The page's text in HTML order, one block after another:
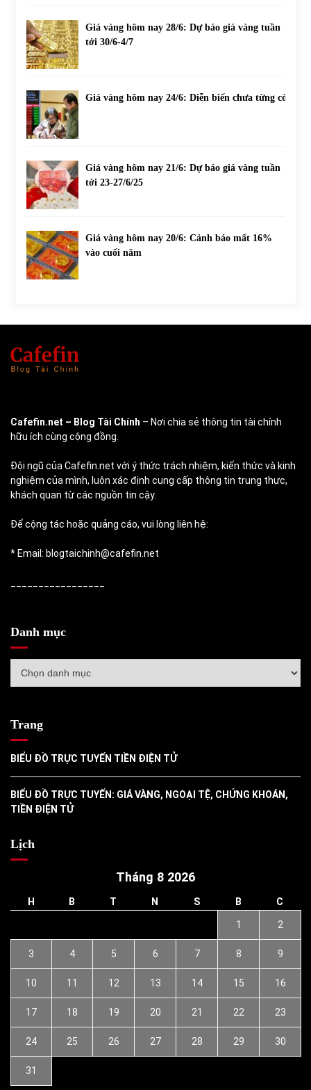
Giá vàng hôm nay 28/6: Dự báo giá vàng tuần
tới 30/6-4/7
Giá vàng hôm nay 24/6: Diễn biến chưa từng có
Giá vàng hôm nay 21/6: Dự báo giá vàng tuần
tới 23-27/6/25
Giá vàng hôm nay 20/6: Cảnh báo mất 16%
vào cuối năm
Cafefin.net – Blog Tài Chính – Nơi chia sẻ thông tin tài chính
hữu ích cùng cộng đồng.
Đội ngũ của Cafefin.net với ý thức trách nhiệm, kiến thức và kinh
nghiệm của mình, luôn xác định cung cấp thông tin trung thực,
khách quan từ các nguồn tin cậy.
Để cộng tác hoặc quảng cáo, vui lòng liên hệ:
* Email: blogtaichinh@cafefin.net
Danh mục
mục
Trang
BIỂU ĐỒ TRỰC TUYẾN TIỀN ĐIỆN TỬ
BIỂU ĐỒ TRỰC TUYẾN: GIÁ VÀNG, NGOẠI TỆ, CHỨNG KHOÁN,
TIỀN ĐIỆN TỬ
Lịch
Tháng 8 2026
H B T N S B C
1 2
3 4 5 6 7 8 9
10 11 12 13 14 15 16
17 18 19 20 21 22 23
24 25 26 27 28 29 30
31